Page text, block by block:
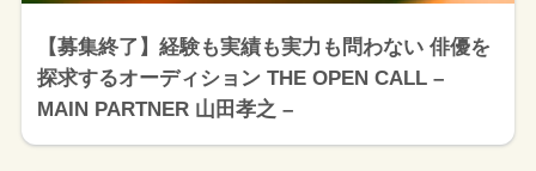
【募集終了】経験も実績も実力も問わない 俳優を
探求するオーディション THE OPEN CALL –
MAIN PARTNER 山田孝之 –